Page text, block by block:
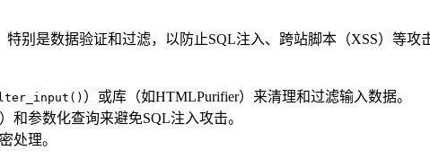
别是数据验证和过滤，以防止SQL注入、跨站脚本（XSS）等攻
）或库（如HTMLPurifier）来清理和过滤输入数据。
和参数化查询来避免SQL注入攻击。
处理。